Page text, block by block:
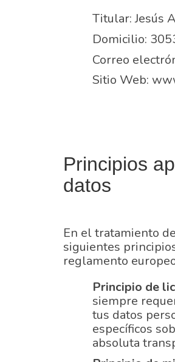
Titular: Jesús
Domicilio:
Correo
Sitio Web:
Principios
datos
En el tratamiento
siguientes
reglamento
Principio de
siempre
tus datos
específicos
absoluta